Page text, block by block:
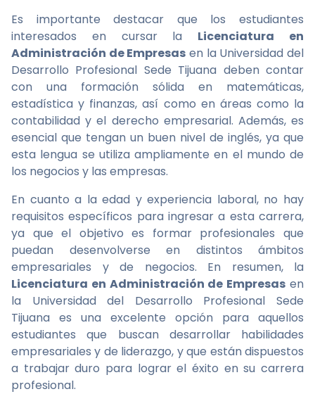
Es importante destacar que los estudiantes
interesados en cursar la Licenciatura en
Administración de Empresas en la Universidad del
Desarrollo Profesional Sede Tijuana deben contar
con una formación sólida en matemáticas,
estadística y finanzas, así como en áreas como la
contabilidad y el derecho empresarial. Además, es
esencial que tengan un buen nivel de inglés, ya que
esta lengua se utiliza ampliamente en el mundo de
los negocios y las empresas.
En cuanto a la edad y experiencia laboral, no hay
requisitos específicos para ingresar a esta carrera,
ya que el objetivo es formar profesionales que
puedan desenvolverse en distintos ámbitos
empresariales y de negocios. En resumen, la
Licenciatura en Administración de Empresas en
la Universidad del Desarrollo Profesional Sede
Tijuana es una excelente opción para aquellos
estudiantes que buscan desarrollar habilidades
empresariales y de liderazgo, y que están dispuestos
a trabajar duro para lograr el éxito en su carrera
profesional.